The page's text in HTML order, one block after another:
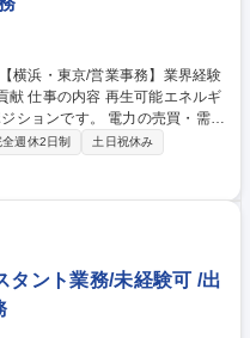
ルギ
ションです。 電力の売買・需給
に、営業チームや取引先との調
方であれば業界未経験でもご活
引に関するデータ集計・管理
程調整・メール対応■請求書・
ポート（マニュアルあり、OJ
・東京/営
エネ事業で社会貢献
全週休2日制
土日祝休み
タント業務/未経験可 /出